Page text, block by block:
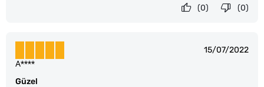
(0)
(0)
15/07/2022
Güzel
A****